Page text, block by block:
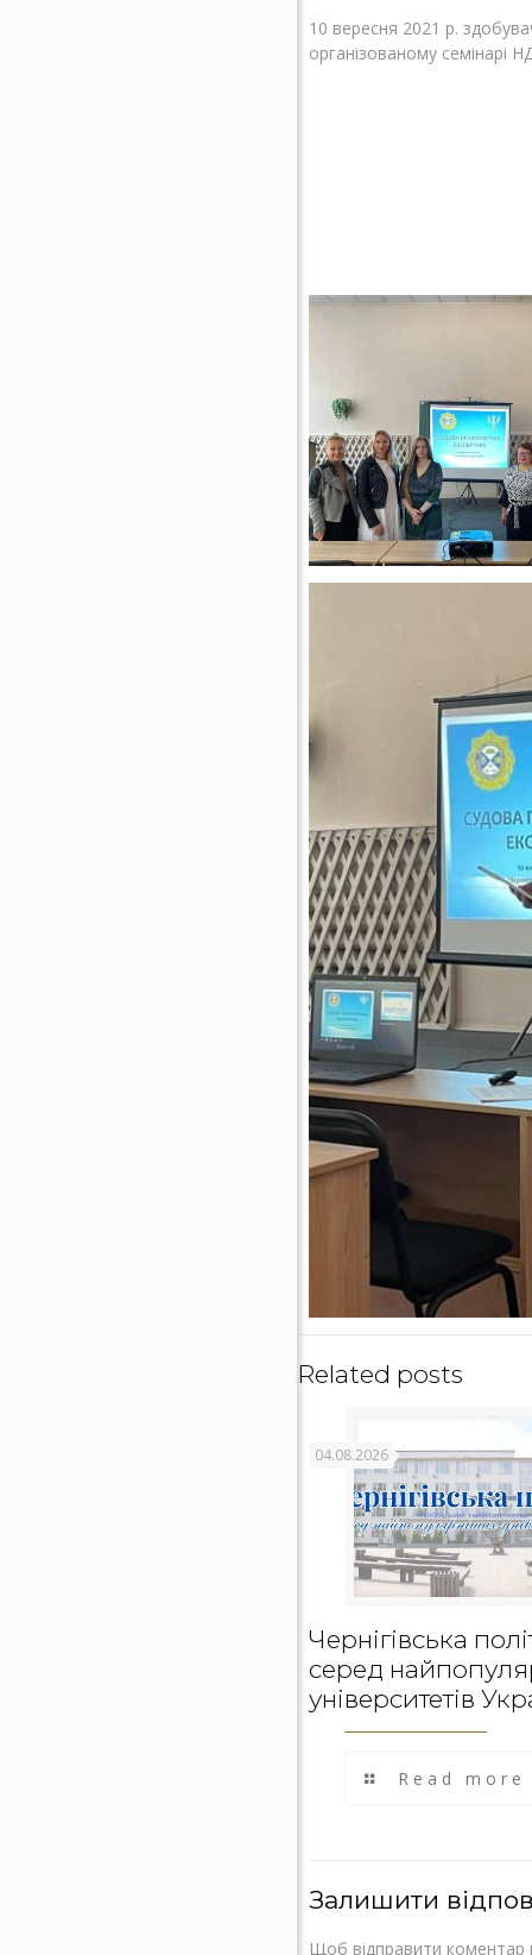
10 вересня 2021 р.
організованому семінарі
Related posts
04.08.2026
Чернігівська
серед
університетів
Read more
Залишити
Щоб відправити коментар